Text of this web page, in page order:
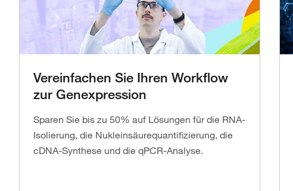
Vereinfachen Sie Ihren Workflow
zur Genexpression
Sparen Sie bis zu 50% auf Lösungen für die RNA-
Isolierung, die Nukleinsäurequantifizierung, die
cDNA-Synthese und die qPCR-Analyse.